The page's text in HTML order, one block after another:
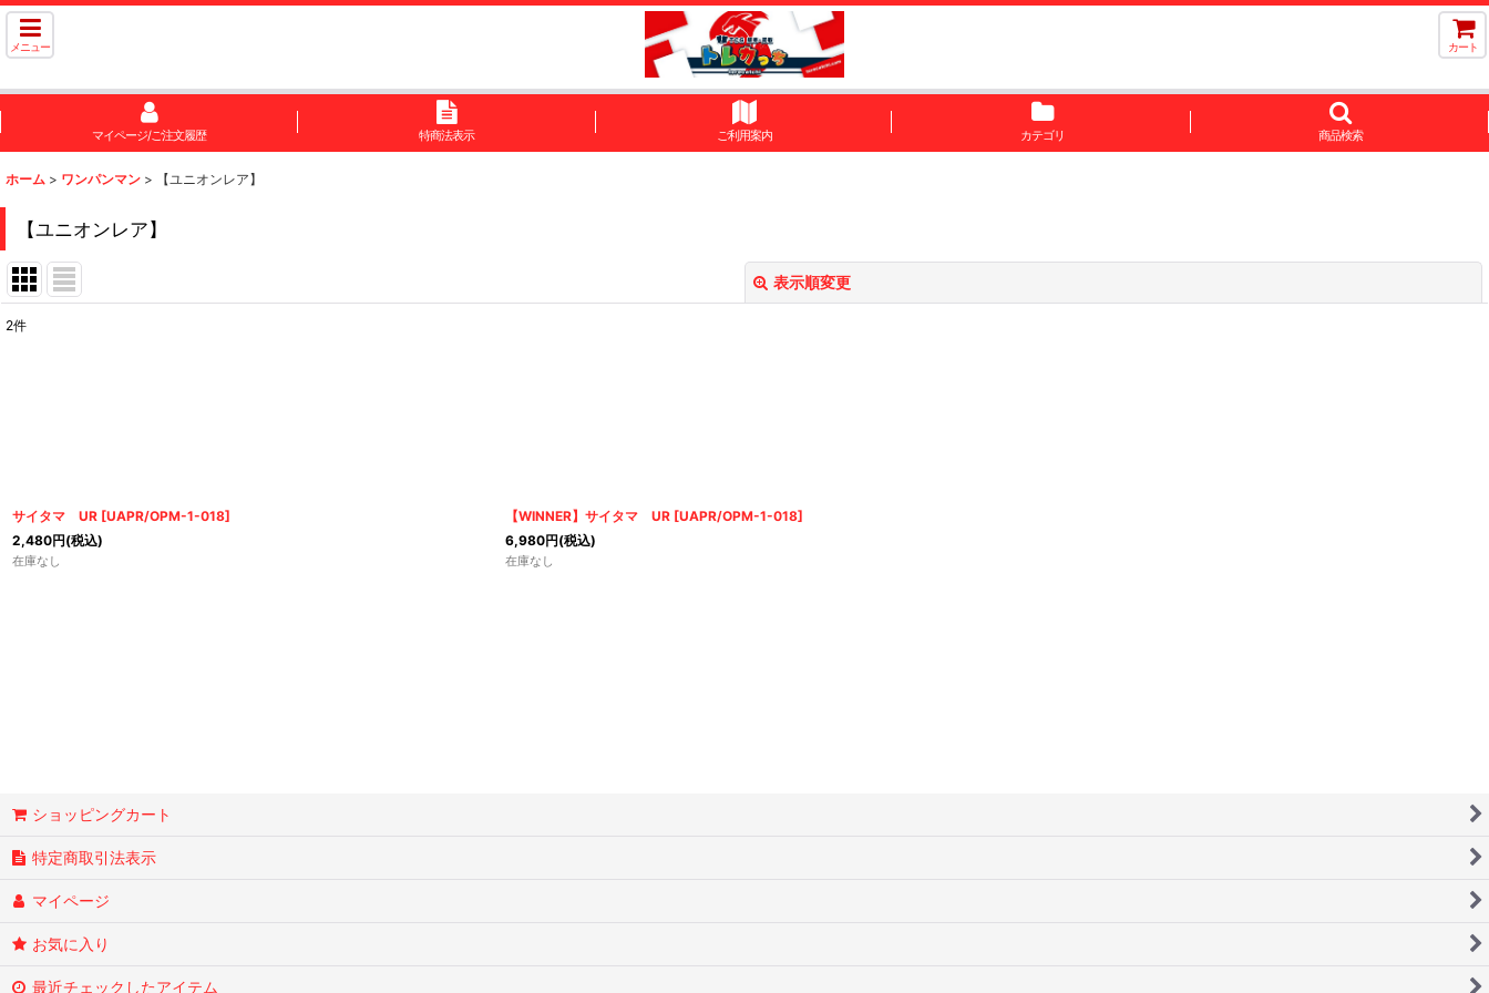
メニュー カート
マイページ/ご注文履歴 特商法表示 ご利用案内 カテゴリ 商品検索
ホーム > ワンパンマン > 【ユニオンレア】
【ユニオンレア】
表示順変更
2件
サイタマ UR [UAPR/OPM-1-018]
2,480円(税込)
在庫なし
【WINNER】サイタマ UR [UAPR/OPM-1-018]
6,980円(税込)
在庫なし
ショッピングカート
特定商取引法表示
マイページ
お気に入り
最近チェックしたアイテム